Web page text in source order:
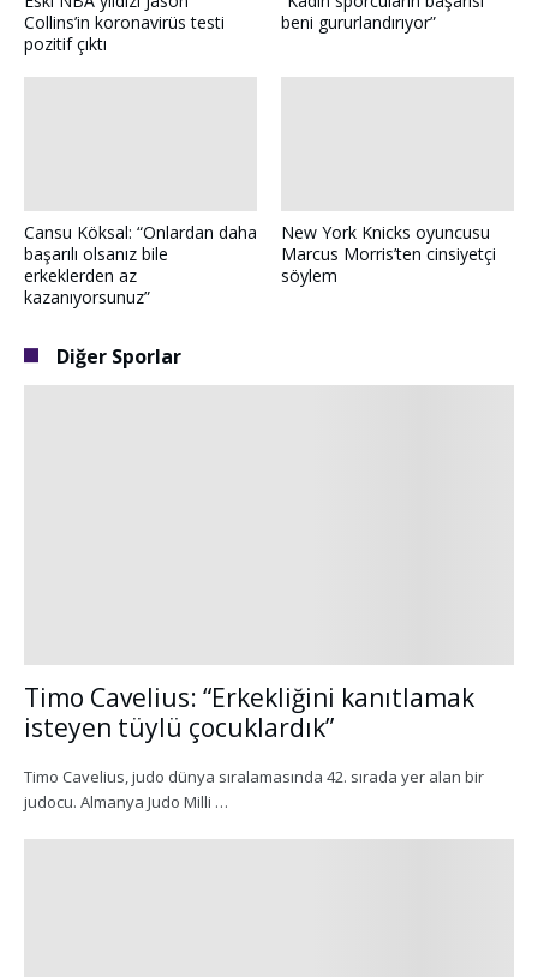
Collins’in koronavirüs testi
pozitif çıktı
beni gururlandırıyor”
Cansu Köksal: “Onlardan daha
başarılı olsanız bile
erkeklerden az
kazanıyorsunuz”
New York Knicks oyuncusu
Marcus Morris’ten cinsiyetçi
söylem
Diğer Sporlar
Timo Cavelius: “Erkekliğini kanıtlamak
isteyen tüylü çocuklardık”
Timo Cavelius, judo dünya sıralamasında 42. sırada yer alan bir
judocu. Almanya Judo Milli …